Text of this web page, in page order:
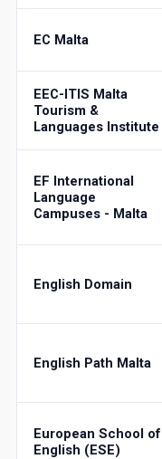
EC Malta
EEC-ITIS Malta
Tourism &
Languages Institute
EF International
Language
Campuses - Malta
English Domain
English Path Malta
European School of
English (ESE)